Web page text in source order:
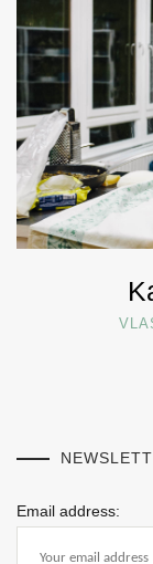
Email address: